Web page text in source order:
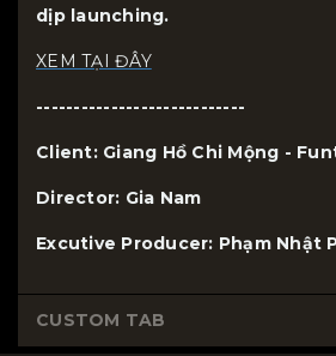
dịp launching.
XEM TẠI ĐÂY
----------------------------
Client: Giang Hồ Chi Mộng -
Director: Gia Nam
Excutive Producer: Phạm Nhật
CUSTOM TAB